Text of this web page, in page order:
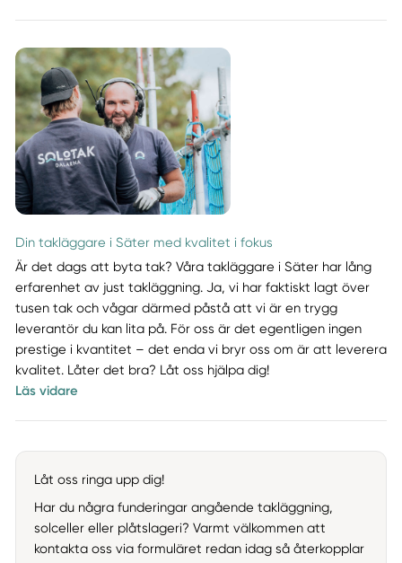
Din takläggare i Säter med kvalitet i fokus
Är det dags att byta tak? Våra takläggare i Säter har lång
erfarenhet av just takläggning. Ja, vi har faktiskt lagt över
tusen tak och vågar därmed påstå att vi är en trygg
leverantör du kan lita på. För oss är det egentligen ingen
prestige i kvantitet – det enda vi bryr oss om är att leverera
kvalitet. Låter det bra? Låt oss hjälpa dig!
Läs vidare
Låt oss ringa upp dig!
Har du några funderingar angående takläggning,
solceller eller plåtslageri? Varmt välkommen att
kontakta oss via formuläret redan idag så återkopplar